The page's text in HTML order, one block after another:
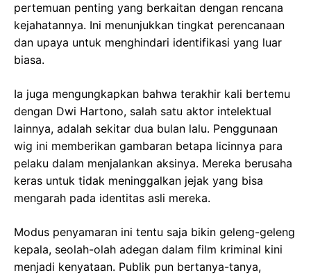
pertemuan penting yang berkaitan dengan rencana
kejahatannya. Ini menunjukkan tingkat perencanaan
dan upaya untuk menghindari identifikasi yang luar
biasa.
Ia juga mengungkapkan bahwa terakhir kali bertemu
dengan Dwi Hartono, salah satu aktor intelektual
lainnya, adalah sekitar dua bulan lalu. Penggunaan
wig ini memberikan gambaran betapa licinnya para
pelaku dalam menjalankan aksinya. Mereka berusaha
keras untuk tidak meninggalkan jejak yang bisa
mengarah pada identitas asli mereka.
Modus penyamaran ini tentu saja bikin geleng-geleng
kepala, seolah-olah adegan dalam film kriminal kini
menjadi kenyataan. Publik pun bertanya-tanya,